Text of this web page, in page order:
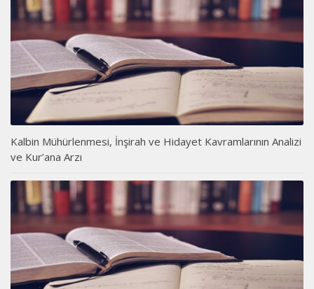
Kalbin Mühürlenmesi, İnşirah ve Hidayet Kavramlarının Analizi
ve Kur’ana Arzı